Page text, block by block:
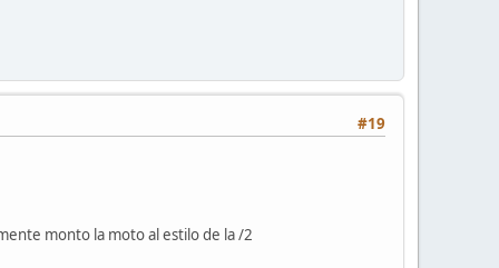
#19
monto la moto al estilo de la /2